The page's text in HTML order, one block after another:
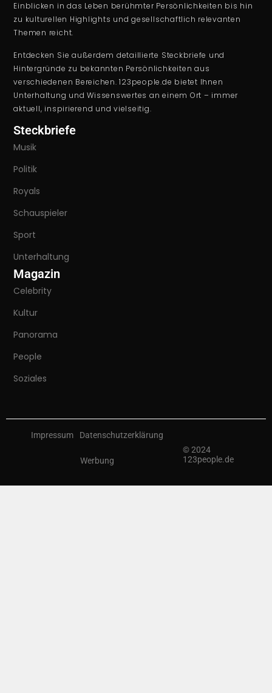
Einblicken in das Leben berühmter Persönlichkeiten bis hin
zu kulturellen Highlights und gesellschaftlich relevanten
Themen reicht.
Entdecken Sie außerdem detaillierte Steckbriefe und
Hintergründe zu bekannten Persönlichkeiten aus
verschiedenen Bereichen. 123people.de bietet Ihnen
Unterhaltung und Wissenswertes an einem Ort – immer
aktuell, inspirierend und vielseitig.
Steckbriefe
Musik
Politik
Royals
Schauspieler
Sport
Unterhaltung
Magazin
Celebrity
Kultur
Panorama
People
Soziales
© 2024
123people.de
Impressum Datenschutzerklärung
Werbung